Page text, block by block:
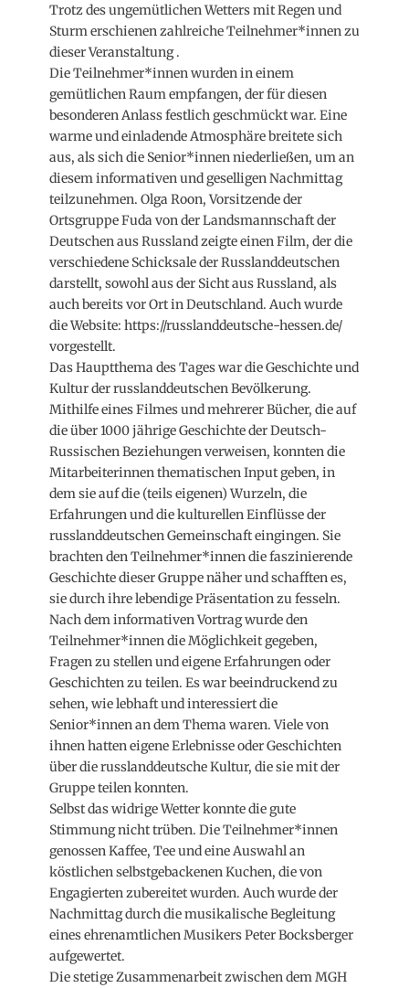
Trotz des ungemütlichen Wetters mit Regen und
Sturm erschienen zahlreiche Teilnehmer*innen zu
dieser Veranstaltung .
Die Teilnehmer*innen wurden in einem
gemütlichen Raum empfangen, der für diesen
besonderen Anlass festlich geschmückt war. Eine
warme und einladende Atmosphäre breitete sich
aus, als sich die Senior*innen niederließen, um an
diesem informativen und geselligen Nachmittag
teilzunehmen. Olga Roon, Vorsitzende der
Ortsgruppe Fuda von der Landsmannschaft der
Deutschen aus Russland zeigte einen Film, der die
verschiedene Schicksale der Russlanddeutschen
darstellt, sowohl aus der Sicht aus Russland, als
auch bereits vor Ort in Deutschland. Auch wurde
die Website: https://russlanddeutsche-hessen.de/
vorgestellt.
Das Hauptthema des Tages war die Geschichte und
Kultur der russlanddeutschen Bevölkerung.
Mithilfe eines Filmes und mehrerer Bücher, die auf
die über 1000 jährige Geschichte der Deutsch-
Russischen Beziehungen verweisen, konnten die
Mitarbeiterinnen thematischen Input geben, in
dem sie auf die (teils eigenen) Wurzeln, die
Erfahrungen und die kulturellen Einflüsse der
russlanddeutschen Gemeinschaft eingingen. Sie
brachten den Teilnehmer*innen die faszinierende
Geschichte dieser Gruppe näher und schafften es,
sie durch ihre lebendige Präsentation zu fesseln.
Nach dem informativen Vortrag wurde den
Teilnehmer*innen die Möglichkeit gegeben,
Fragen zu stellen und eigene Erfahrungen oder
Geschichten zu teilen. Es war beeindruckend zu
sehen, wie lebhaft und interessiert die
Senior*innen an dem Thema waren. Viele von
ihnen hatten eigene Erlebnisse oder Geschichten
über die russlanddeutsche Kultur, die sie mit der
Gruppe teilen konnten.
Selbst das widrige Wetter konnte die gute
Stimmung nicht trüben. Die Teilnehmer*innen
genossen Kaffee, Tee und eine Auswahl an
köstlichen selbstgebackenen Kuchen, die von
Engagierten zubereitet wurden. Auch wurde der
Nachmittag durch die musikalische Begleitung
eines ehrenamtlichen Musikers Peter Bocksberger
aufgewertet.
Die stetige Zusammenarbeit zwischen dem MGH